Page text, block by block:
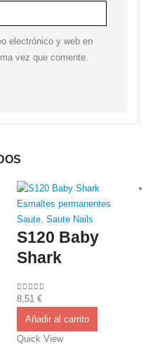
electrónico y web en
vez que comente.
Esmaltes permanentes
Saute, Saute Nails
S120 Baby
Shark
0out of 5
8,51 €
Añadir al carrito
Quick View